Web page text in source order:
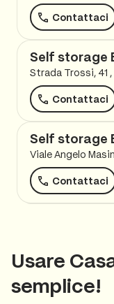
Contattaci
Self storage
Strada Trossi, 41 ,
Contattaci
Self storage
Viale Angelo
Contattaci
Contattaci
Usare
semplice!